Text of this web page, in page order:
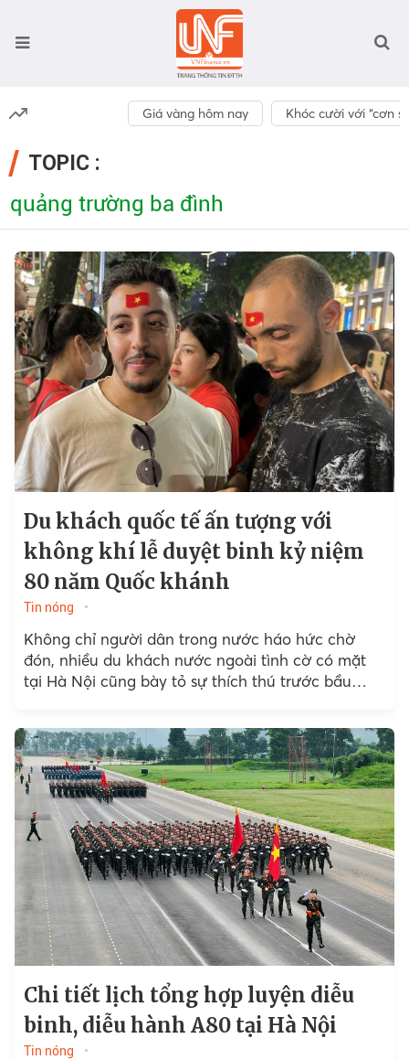
Giá vàng hôm nay Khóc cười với “cơn
TOPIC :
quảng trường ba đình
Du khách quốc tế ấn tượng với
không khí lễ duyệt binh kỷ niệm
80 năm Quốc khánh
Tin nóng
Không chỉ người dân trong nước háo hức chờ
đón, nhiều du khách nước ngoài tình cờ có mặt
tại Hà Nội cũng bày tỏ sự thích thú trước bầu
Chi tiết lịch tổng hợp luyện diễu
binh, diễu hành A80 tại Hà Nội
Tin nóng